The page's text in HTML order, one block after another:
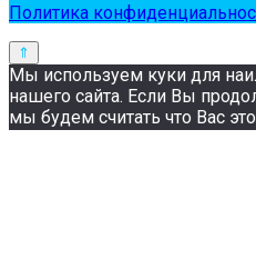
Политика
Мы используем куки для
нашего сайта. Если Вы
мы будем считать что Вас